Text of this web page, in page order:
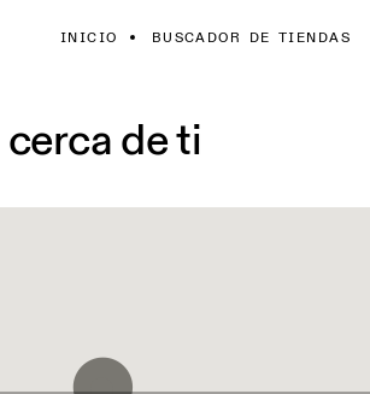
INICIO BUSCADOR DE TIENDAS
de ti